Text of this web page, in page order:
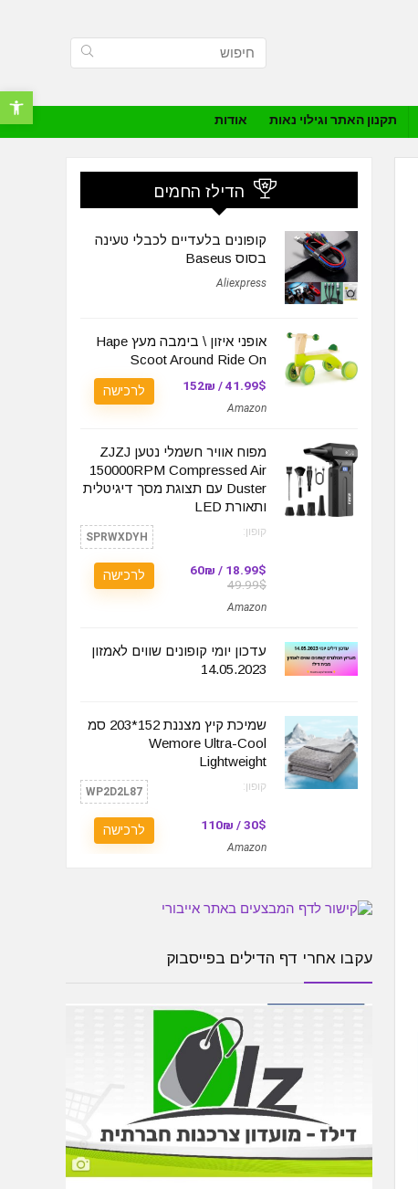
פתח
תקנון האתר וגילוי נאות אודות
הדילז החמים
קופונים בלעדיים לכבלי טעינה
בסוס Baseus
Aliexpress
אופני איזון \ בימבה מעץ Hape
Scoot Around Ride On
41.99$ / 152₪
Amazon
לרכישה
מפוח אוויר חשמלי נטען ZJZJ
150000RPM Compressed Air
Duster עם תצוגת מסך דיגיטלית
ותאורת LED
קופון: SPRWXDYH
18.99$ / 60₪
49.99$
Amazon
לרכישה
עדכון יומי קופונים שווים לאמזון
14.05.2023
שמיכת קיץ מצננת 152*203 סמ
Wemore Ultra-Cool
Lightweight
קופון: WP2D2L87
30$ / 110₪
Amazon
לרכישה
עקבו אחרי דף הדילים בפייסבוק